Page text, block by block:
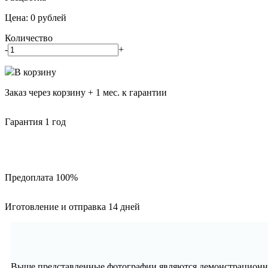
Цена: 0 рублей
Количество
-
+
В корзину
Заказ через корзину + 1 мес. к гарантии
Гарантия 1 год
Предоплата 100%
Иготовление и отправка 14 дней